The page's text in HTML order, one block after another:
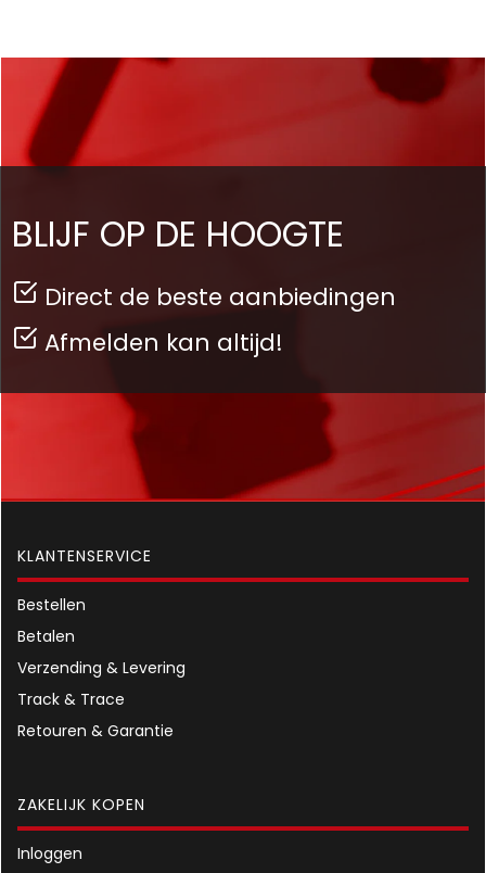
BLIJF OP DE HOOGTE
Direct de beste aanbiedingen
Afmelden kan altijd!
KLANTENSERVICE
Bestellen
Betalen
Verzending & Levering
Track & Trace
Retouren & Garantie
ZAKELIJK KOPEN
Inloggen